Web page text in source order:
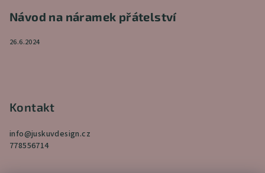
Návod na náramek přátelství
26.6.2024
Kontakt
info@juskuvdesign.cz
778556714